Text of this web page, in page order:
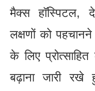
मैक्स हॉस्पिटल,
लक्षणों को
के लिए
बढ़ाना जारी